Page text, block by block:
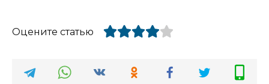
Оцените статью